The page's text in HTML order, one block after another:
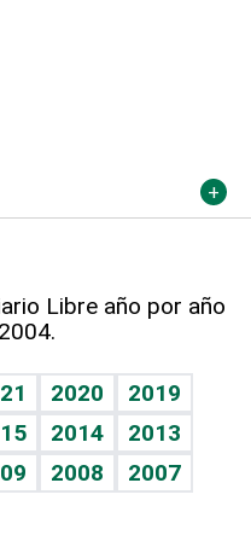
Libre año por año
2020
2019
2014
2013
2008
2007